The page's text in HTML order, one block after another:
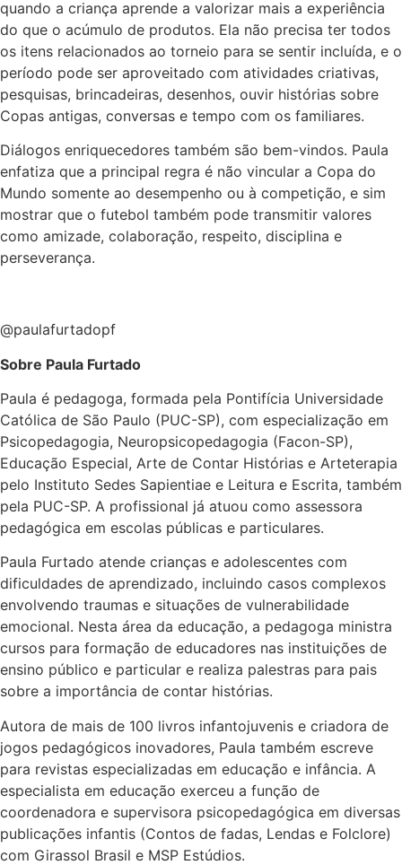
quando a criança aprende a valorizar mais a experiência
do que o acúmulo de produtos. Ela não precisa ter todos
os itens relacionados ao torneio para se sentir incluída, e o
período pode ser aproveitado com atividades criativas,
pesquisas, brincadeiras, desenhos, ouvir histórias sobre
Copas antigas, conversas e tempo com os familiares.
Diálogos enriquecedores também são bem-vindos. Paula
enfatiza que a principal regra é não vincular a Copa do
Mundo somente ao desempenho ou à competição, e sim
mostrar que o futebol também pode transmitir valores
como amizade, colaboração, respeito, disciplina e
perseverança.
@paulafurtadopf
Sobre Paula Furtado
Paula é pedagoga, formada pela Pontifícia Universidade
Católica de São Paulo (PUC-SP), com especialização em
Psicopedagogia, Neuropsicopedagogia (Facon-SP),
Educação Especial, Arte de Contar Histórias e Arteterapia
pelo Instituto Sedes Sapientiae e Leitura e Escrita, também
pela PUC-SP. A profissional já atuou como assessora
pedagógica em escolas públicas e particulares.
Paula Furtado atende crianças e adolescentes com
dificuldades de aprendizado, incluindo casos complexos
envolvendo traumas e situações de vulnerabilidade
emocional. Nesta área da educação, a pedagoga ministra
cursos para formação de educadores nas instituições de
ensino público e particular e realiza palestras para pais
sobre a importância de contar histórias.
Autora de mais de 100 livros infantojuvenis e criadora de
jogos pedagógicos inovadores, Paula também escreve
para revistas especializadas em educação e infância. A
especialista em educação exerceu a função de
coordenadora e supervisora psicopedagógica em diversas
publicações infantis (Contos de fadas, Lendas e Folclore)
com Girassol Brasil e MSP Estúdios.